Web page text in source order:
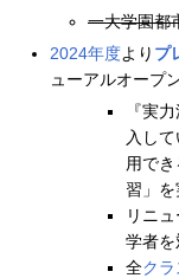
一大学園都
2024年度より プ
ューアルオープ
『実
入し
用で
習」を
リニ
学者を
全クラ